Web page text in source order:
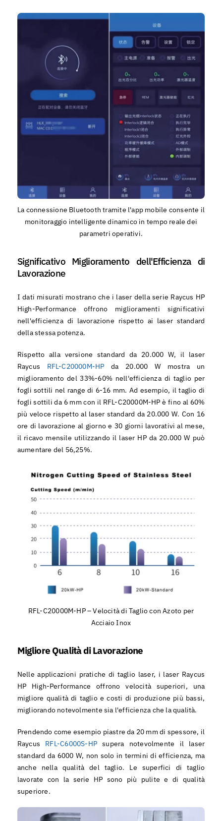
La connessione Bluetooth tramite l'app mobile consente il
monitoraggio intelligente dinamico in tempo reale dei
parametri operativi.
Significativo Miglioramento dell'Efficienza di
Lavorazione
I dati misurati mostrano che i laser della serie Raycus HP
High-Performance offrono miglioramenti significativi
nell'efficienza di lavorazione rispetto ai laser standard
della stessa potenza.
Rispetto alla versione standard da 20.000 W, il laser
Raycus RFL-C20000M-HP da 20.000 W mostra un
miglioramento del 33%-60% nell'efficienza di taglio per
fogli sottili nel range di 6-16 mm. Ad esempio, il taglio di
fogli sottili da 6 mm con il RFL-C20000M-HP è fino al 60%
più veloce rispetto al laser standard da 20.000 W. Con 16
ore di lavorazione al giorno e 30 giorni lavorativi al mese,
il ricavo mensile utilizzando il laser HP da 20.000 W può
aumentare del 56,25%.
RFL-C20000M-HP – Velocità di Taglio con Azoto per
Acciaio Inox
Migliore Qualità di Lavorazione
Nelle applicazioni pratiche di taglio laser, i laser Raycus
HP High-Performance offrono velocità superiori, una
migliore qualità di taglio e costi di produzione più bassi,
migliorando notevolmente sia l'efficienza che la qualità.
Prendendo come esempio piastre da 20 mm di spessore, il
Raycus RFL-C6000S-HPsupera notevolmente il laser
standard da 6000 W, non solo in termini di efficienza, ma
anche nella qualità del taglio. Le superfici di taglio
lavorate con la serie HP sono più pulite e di qualità
superiore.